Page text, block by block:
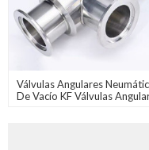
Válvulas Angulares
De Vacío KF Válvulas